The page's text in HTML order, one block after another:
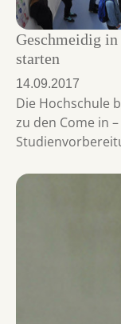
Geschmeidig in
starten
14.09.2017
Die Hochschule
zu den Come in